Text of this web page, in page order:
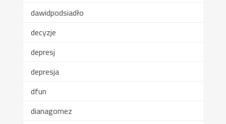
dawidpodsiadło
decyzje
depresj
depresja
dfun
dianagomez